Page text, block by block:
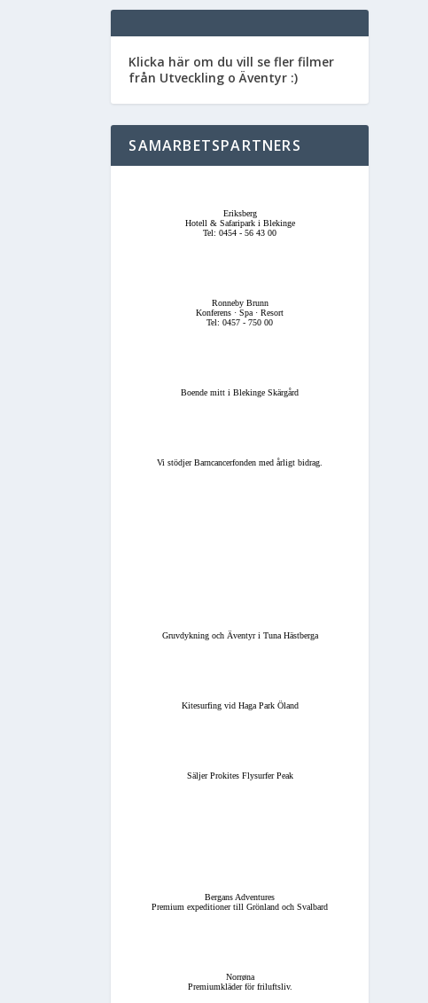
Klicka här om du vill se fler filmer
från Utveckling o Äventyr :)
SAMARBETSPARTNERS
Eriksberg
Hotell & Safaripark i Blekinge
Tel: 0454 - 56 43 00
Ronneby Brunn
Konferens · Spa · Resort
Tel: 0457 - 750 00
Boende mitt i Blekinge Skärgård
Vi stödjer Barncancerfonden med årligt bidrag.
Gruvdykning och Äventyr i Tuna Hästberga
Kitesurfing vid Haga Park Öland
Säljer Prokites Flysurfer Peak
Bergans Adventures
Premium expeditioner till Grönland och Svalbard
Norrøna
Premiumkläder för friluftsliv.